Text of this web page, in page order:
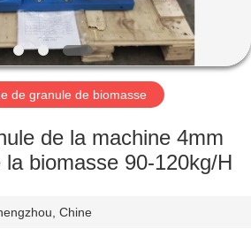
de granule de biomasse
de la machine 4mm
la biomasse 90-120kg/H
Chine